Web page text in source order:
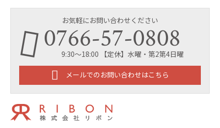
お気軽にお問い合わせください
0766-57-0808
9:30～18:00 【定休】水曜・第2第4日曜
メールでのお問い合わせはこちら